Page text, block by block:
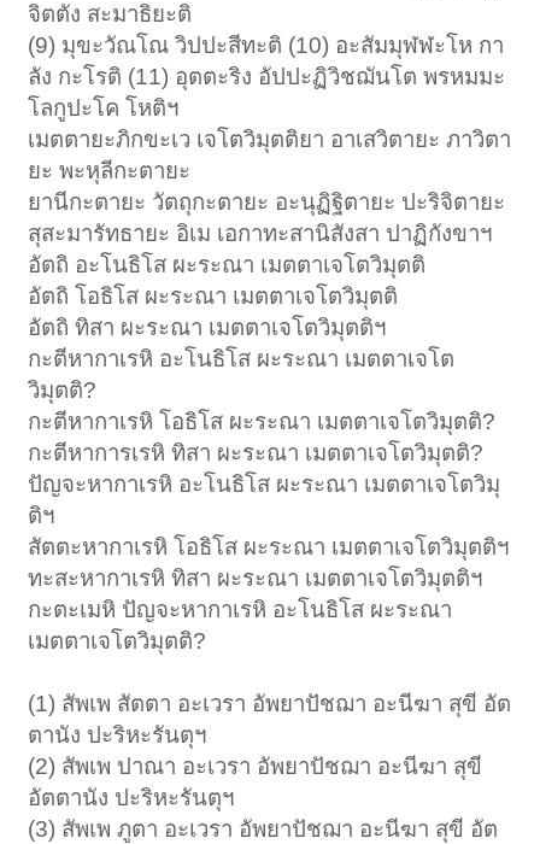
จิตตัง สะมาธิยะติ
(9) มุขะวัณโณ วิปปะสีทะติ (10) อะสัมมุฬฬะโห กา
ลัง กะโรติ (11) อุตตะริง อัปปะฏิวิชฌันโต พรหมมะ
โลกูปะโค โหติฯ
เมตตายะภิกขะเว เจโตวิมุตติยา อาเสวิตายะ ภาวิตา
ยะ พะหุลีกะตายะ
ยานีกะตายะ วัตถุกะตายะ อะนุฏิฐิตายะ ปะริจิตายะ
สุสะมารัทธายะ อิเม เอกาทะสานิสังสา ปาฏิกังขาฯ
อัตถิ อะโนธิโส ผะระณา เมตตาเจโตวิมุตติ
อัตถิ โอธิโส ผะระณา เมตตาเจโตวิมุตติ
อัตถิ ทิสา ผะระณา เมตตาเจโตวิมุตติฯ
กะตีหากาเรหิ อะโนธิโส ผะระณา เมตตาเจโต
วิมุตติ?
กะตีหากาเรหิ โอธิโส ผะระณา เมตตาเจโตวิมุตติ?
กะตีหาการเรหิ ทิสา ผะระณา เมตตาเจโตวิมุตติ?
ปัญจะหากาเรหิ อะโนธิโส ผะระณา เมตตาเจโตวิมุ
ติฯ
สัตตะหากาเรหิ โอธิโส ผะระณา เมตตาเจโตวิมุตติฯ
ทะสะหากาเรหิ ทิสา ผะระณา เมตตาเจโตวิมุตติฯ
กะตะเมหิ ปัญจะหากาเรหิ อะโนธิโส ผะระณา
เมตตาเจโตวิมุตติ?
(1) สัพเพ สัตตา อะเวรา อัพยาปัชฌา อะนีฆา สุขี อัต
ตานัง ปะริหะรันตุฯ
(2) สัพเพ ปาณา อะเวรา อัพยาปัชฌา อะนีฆา สุขี
อัตตานัง ปะริหะรันตุฯ
(3) สัพเพ ภูตา อะเวรา อัพยาปัชฌา อะนีฆา สุขี อัต